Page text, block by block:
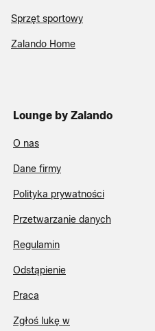
Sprzęt sportowy
Zalando Home
Lounge by Zalando
O nas
Dane firmy
Polityka prywatności
Przetwarzanie danych
Regulamin
Odstąpienie
Praca
Zgłoś lukę w